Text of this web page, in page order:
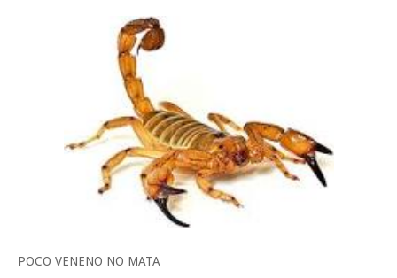
Martes en Tu Colonia Renovado acerca servicios y atención directa a
POCO VENENO NO MATA